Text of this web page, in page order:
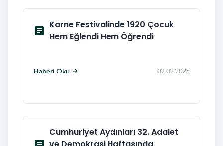
article
Karne Festivalinde 1920 Çocuk
Hem Eğlendi Hem Öğrendi
Haberi Oku arrow_forward 02.02.2025
Cumhuriyet Aydınları 32. Adalet